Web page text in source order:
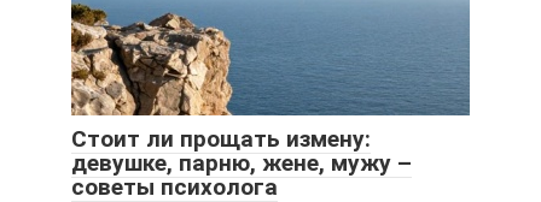
Стоит ли прощать измену:
девушке, парню, жене, мужу –
советы психолога